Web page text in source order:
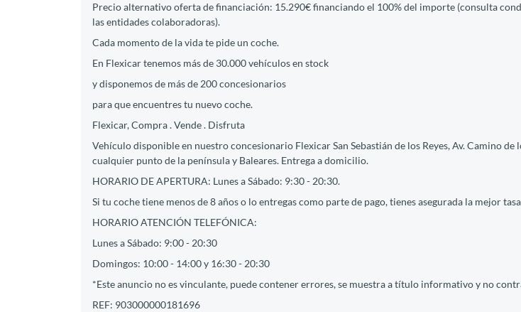
Precio alternativo oferta de financiación: 15.290€ financiando el 100% del importe (consulta
las entidades colaboradoras).
Cada momento de la vida te pide un coche.
En Flexicar tenemos más de 30.000 vehículos en stock
y disponemos de más de 200 concesionarios
para que encuentres tu nuevo coche.
Flexicar, Compra . Vende . Disfruta
Vehículo disponible en nuestro concesionario Flexicar San Sebastián de los Reyes, Av. Camino
cualquier punto de la península y Baleares. Entrega a domicilio.
HORARIO DE APERTURA: Lunes a Sábado: 9:30 - 20:30.
Si tu coche tiene menos de 8 años o lo entregas como parte de pago, tienes asegurada la mejor
HORARIO ATENCIÓN TELEFÓNICA:
Lunes a Sábado: 9:00 - 20:30
Domingos: 10:00 - 14:00 y 16:30 - 20:30
*Este anuncio no es vinculante, puede contener errores, se muestra a título informativo y no
REF: 903000000181696